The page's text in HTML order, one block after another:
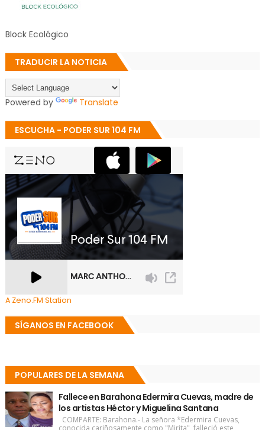
Block Ecológico
TRADUCIR LA NOTICIA
Powered by Translate
ESCUCHA - PODER SUR 104 FM
A Zeno.FM Station
SÍGANOS EN FACEBOOK
POPULARES DE LA SEMANA
Fallece en Barahona Edermira Cuevas, madre de
los artistas Héctor y Miguelina Santana
COMPARTE: Barahona.- La señora *Edermira Cuevas,
conocida cariñosamente como "Mirita", falleció este